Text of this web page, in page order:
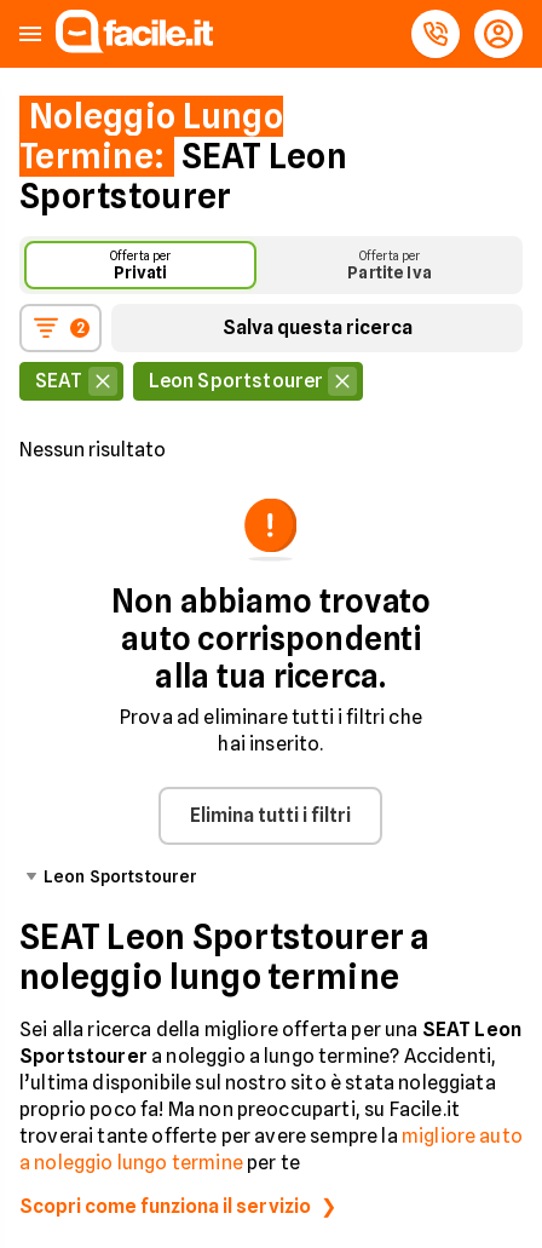
Noleggio Lungo
Termine: SEAT Leon
Sportstourer
Offerta per
Privati
Offerta per
Partite Iva
2 Salva questa ricerca
SEAT Leon Sportstourer
Nessun risultato
Non abbiamo trovato
auto corrispondenti
alla tua ricerca.
Prova ad eliminare tutti i filtri che
hai inserito.
Elimina tutti i filtri
Leon Sportstourer
SEAT Leon Sportstourer a
noleggio lungo termine
Sei alla ricerca della migliore offerta per una SEAT Leon
Sportstourer a noleggio a lungo termine? Accidenti,
l’ultima disponibile sul nostro sito è stata noleggiata
proprio poco fa! Ma non preoccuparti, su Facile.it
troverai tante offerte per avere sempre la migliore auto
a noleggio lungo termineper te
Scopri come funziona il servizio